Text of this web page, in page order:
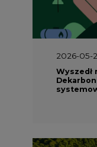
2026-05-
Wyszedł